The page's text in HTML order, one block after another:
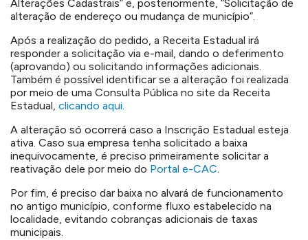
Alterações Cadastrais” e, posteriormente, “Solicitação de
alteração de endereço ou mudança de município”.
Após a realização do pedido, a Receita Estadual irá
responder a solicitação via e-mail, dando o deferimento
(aprovando) ou solicitando informações adicionais.
Também é possível identificar se a alteração foi realizada
por meio de uma Consulta Pública no site da Receita
Estadual, clicando aqui.
A alteração só ocorrerá caso a Inscrição Estadual esteja
ativa. Caso sua empresa tenha solicitado a baixa
inequivocamente, é preciso primeiramente solicitar a
reativação dele por meio do Portal e-CAC.
Por fim, é preciso dar baixa no alvará de funcionamento
no antigo município, conforme fluxo estabelecido na
localidade, evitando cobranças adicionais de taxas
municipais.